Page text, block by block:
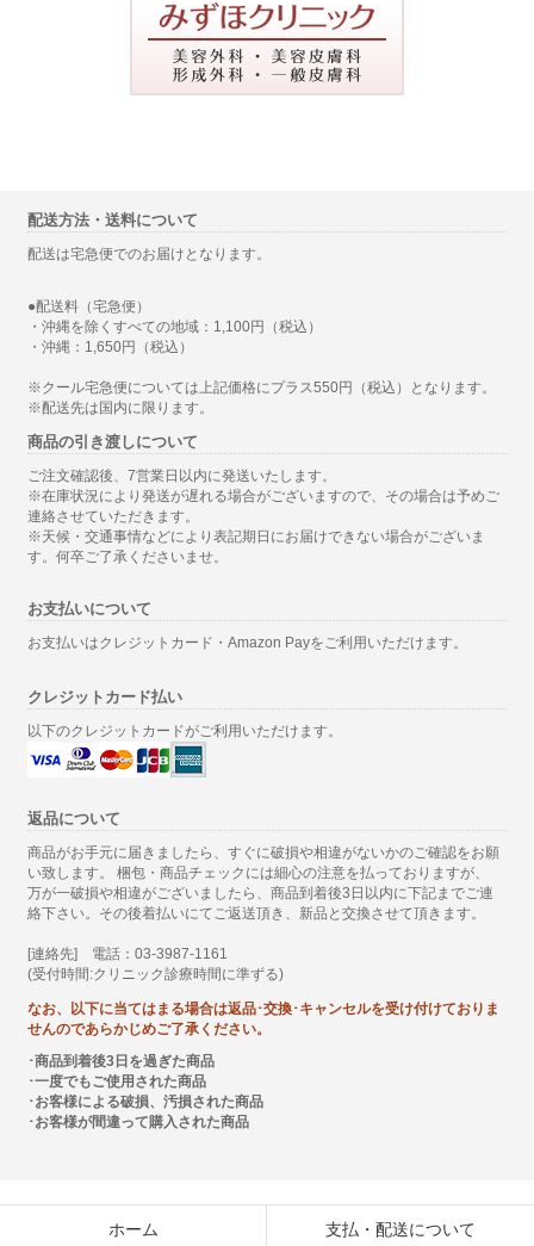
配送方法・送料について
配送は宅急便でのお届けとなります。
●配送料（宅急便）
・沖縄を除くすべての地域：1,100円（税込）
・沖縄：1,650円（税込）
※クール宅急便については上記価格にプラス550円（税込）となります。
※配送先は国内に限ります。
商品の引き渡しについて
ご注文確認後、7営業日以内に発送いたします。
※在庫状況により発送が遅れる場合がございますので、その場合は予めご
連絡させていただきます。
※天候・交通事情などにより表記期日にお届けできない場合がございま
す。何卒ご了承くださいませ。
お支払いについて
お支払いはクレジットカード・Amazon Payをご利用いただけます。
クレジットカード払い
以下のクレジットカードがご利用いただけます。
返品について
商品がお手元に届きましたら、すぐに破損や相違がないかのご確認をお願
い致します。 梱包・商品チェックには細心の注意を払っておりますが、
万が一破損や相違がございましたら、商品到着後3日以内に下記までご連
絡下さい。その後着払いにてご返送頂き、新品と交換させて頂きます。
[連絡先] 電話：03-3987-1161
(受付時間:クリニック診療時間に準ずる)
なお、以下に当てはまる場合は返品･交換･キャンセルを受け付けておりま
せんのであらかじめご了承ください。
･商品到着後3日を過ぎた商品
･一度でもご使用された商品
･お客様による破損、汚損された商品
･お客様が間違って購入された商品
ホーム 支払・配送について